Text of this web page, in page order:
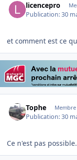
licencepro
Publication:30
et comment est ce
Tophe Membre
Publication:30
Ce n'est pas possible.